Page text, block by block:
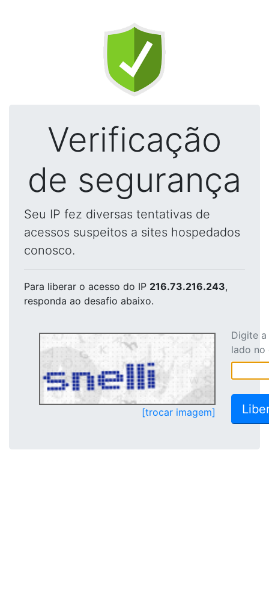
Verificação
de segurança
Seu IP fez diversas tentativas de
acessos suspeitos a sites hospedados
conosco.
Para liberar o acesso do IP 216.73.216.243,
responda ao desafio abaixo.
[trocar imagem]
Digite
lado no